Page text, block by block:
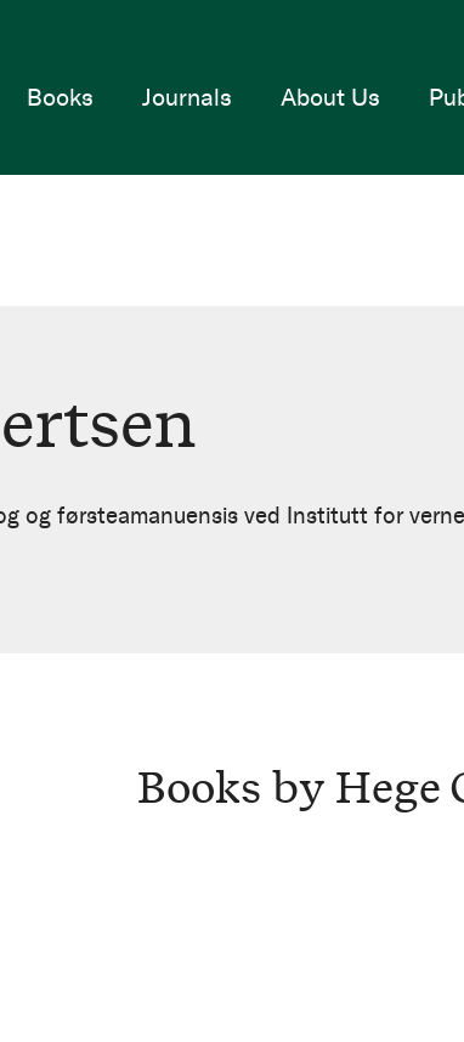
Home
Books Journals About Us
og førsteamanuensis ved Institutt for
Books by Hege